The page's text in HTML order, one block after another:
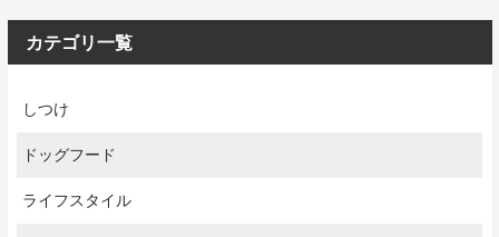
カテゴリ一覧
しつけ
ドッグフード
ライフスタイル